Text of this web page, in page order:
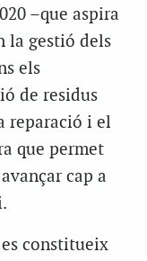
–que aspira
la gestió dels
els
de residus
reparació i el
que permet
cap a
constitueix